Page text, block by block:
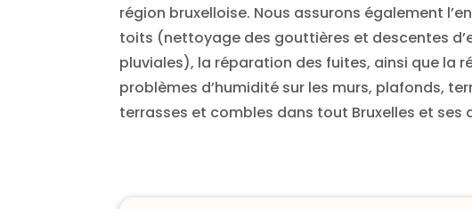
région bruxelloise. Nous assurons également
toits (nettoyage des gouttières et descentes
pluviales), la réparation des fuites, ainsi que la
problèmes d’humidité sur les murs, plafonds,
terrasses et combles dans tout Bruxelles et ses